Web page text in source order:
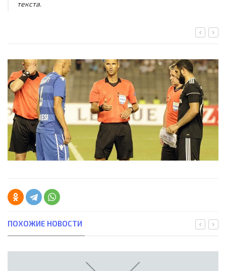
текста.
ПОХОЖИЕ НОВОСТИ